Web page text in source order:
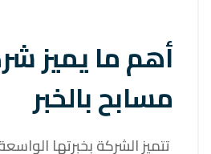
أهم ما يميز
مسابح بالخبر
تتميز الشركة بخبرتها